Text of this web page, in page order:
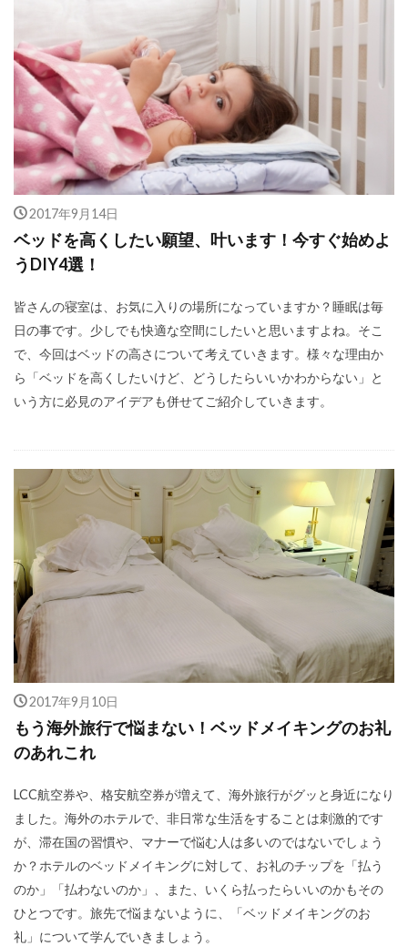
2017年9月14日
ベッドを高くしたい願望、叶います！今すぐ始めよ
うDIY4選！
皆さんの寝室は、お気に入りの場所になっていますか？睡眠は毎
日の事です。少しでも快適な空間にしたいと思いますよね。そこ
で、今回はベッドの高さについて考えていきます。様々な理由か
ら「ベッドを高くしたいけど、どうしたらいいかわからない」と
いう方に必見のアイデアも併せてご紹介していきます。
2017年9月10日
もう海外旅行で悩まない！ベッドメイキングのお礼
のあれこれ
LCC航空券や、格安航空券が増えて、海外旅行がグッと身近になり
ました。海外のホテルで、非日常な生活をすることは刺激的です
が、滞在国の習慣や、マナーで悩む人は多いのではないでしょう
か？ホテルのベッドメイキングに対して、お礼のチップを「払う
のか」「払わないのか」、また、いくら払ったらいいのかもその
ひとつです。旅先で悩まないように、「ベッドメイキングのお
礼」について学んでいきましょう。